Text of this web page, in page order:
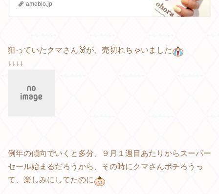
ameblo.jp
狙っていたクマさん🐻が、売切れちゃいました
↓↓↓↓
例年の傾向でいくと多分、９月１週目あたりからスーパー
セール始まるだろうから、その時にクマさんポチろうっ
て、楽しみにしてたのに